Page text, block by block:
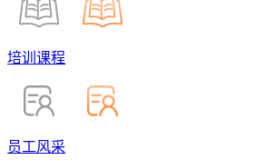
培训课程
员工风采